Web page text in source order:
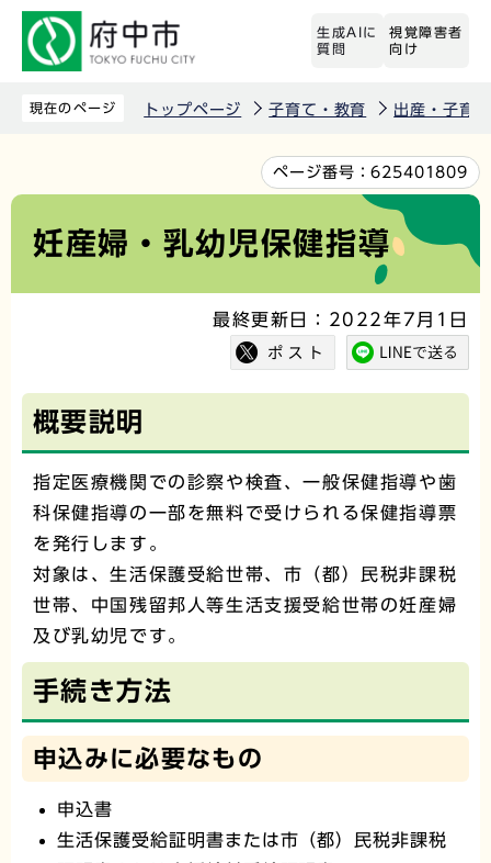
先
す
生成AIに
質問
視覚障害者
向け
現在のページ トップページ 子育て・教育 出産・子育て
文
か
ページ番号：625401809
妊産婦・乳幼児保健指導
最終更新日：2022年7月1日
概要説明
指定医療機関での診察や検査、一般保健指導や歯
科保健指導の一部を無料で受けられる保健指導票
を発行します。
対象は、生活保護受給世帯、市（都）民税非課税
世帯、中国残留邦人等生活支援受給世帯の妊産婦
及び乳幼児です。
手続き方法
申込みに必要なもの
申込書
生活保護受給証明書または市（都）民税非課税